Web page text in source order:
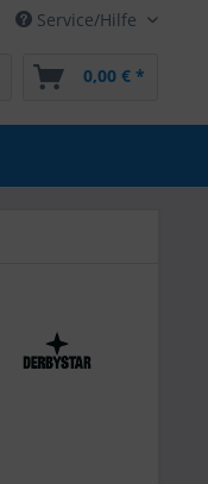
Service/Hilfe
0,00 € *